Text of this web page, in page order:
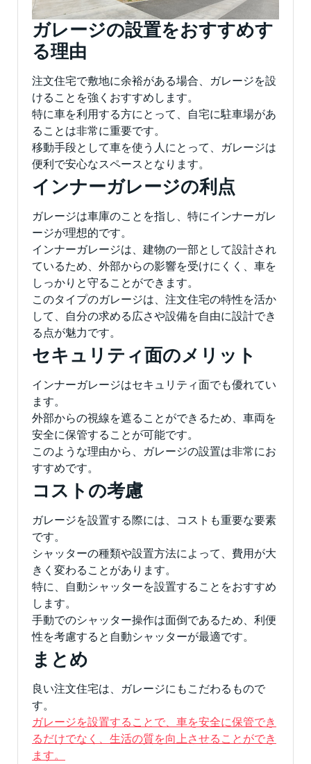
ガレージの設置をおすすめす
る理由
注文住宅で敷地に余裕がある場合、ガレージを設
けることを強くおすすめします。
特に車を利用する方にとって、自宅に駐車場があ
ることは非常に重要です。
移動手段として車を使う人にとって、ガレージは
便利で安心なスペースとなります。
インナーガレージの利点
ガレージは車庫のことを指し、特にインナーガレ
ージが理想的です。
インナーガレージは、建物の一部として設計され
ているため、外部からの影響を受けにくく、車を
しっかりと守ることができます。
このタイプのガレージは、注文住宅の特性を活か
して、自分の求める広さや設備を自由に設計でき
る点が魅力です。
セキュリティ面のメリット
インナーガレージはセキュリティ面でも優れてい
ます。
外部からの視線を遮ることができるため、車両を
安全に保管することが可能です。
このような理由から、ガレージの設置は非常にお
すすめです。
コストの考慮
ガレージを設置する際には、コストも重要な要素
です。
シャッターの種類や設置方法によって、費用が大
きく変わることがあります。
特に、自動シャッターを設置することをおすすめ
します。
手動でのシャッター操作は面倒であるため、利便
性を考慮すると自動シャッターが最適です。
まとめ
良い注文住宅は、ガレージにもこだわるもので
す。
ガレージを設置することで、車を安全に保管でき
るだけでなく、生活の質を向上させることができ
ます。